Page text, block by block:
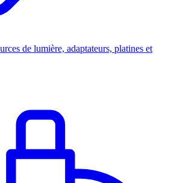
de lumière, adaptateurs, platines et